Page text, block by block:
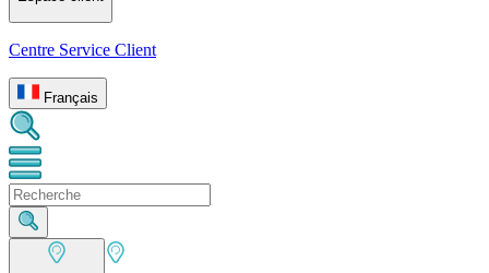
Centre Service Client
Français